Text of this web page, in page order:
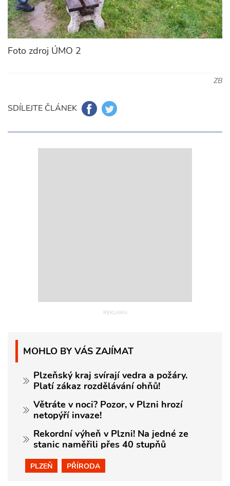
Foto zdroj ÚMO 2
ZB
SDÍLEJTE ČLÁNEK
MOHLO BY VÁS ZAJÍMAT
Plzeňský kraj svírají vedra a požáry.
Platí zákaz rozdělávání ohňů!
Větráte v noci? Pozor, v Plzni hrozí
netopýří invaze!
Rekordní výheň v Plzni! Na jedné ze
stanic naměřili přes 40 stupňů
PLZEŇ PŘÍRODA